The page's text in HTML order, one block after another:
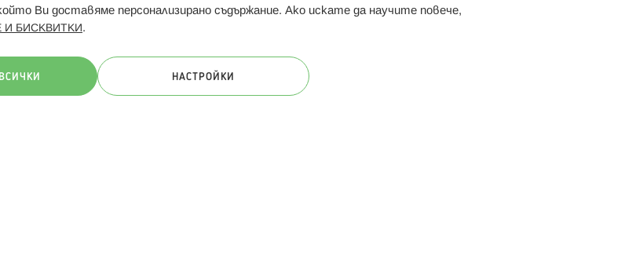
Ви доставяме персонализирано съдържание. Ако искате да научите повече,
БИСКВИТКИ .
НАСТРОЙКИ